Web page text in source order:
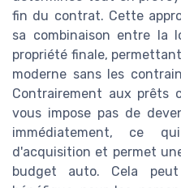
fin du contrat. Cette
sa combinaison entre la
propriété finale,
moderne sans les
Contrairement aux prêts
vous impose pas de
immédiatement, ce
d'acquisition et permet
budget auto. Cela peut